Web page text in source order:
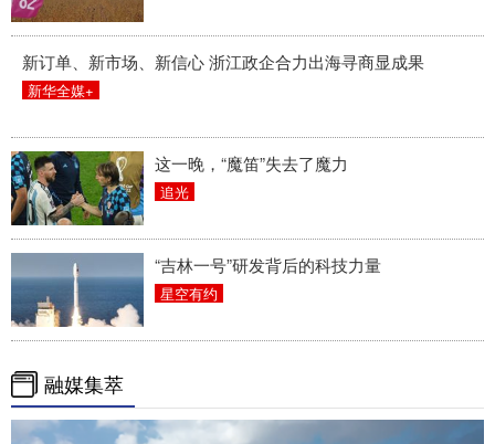
新订单、新市场、新信心 浙江政企合力出海寻商显成果
新华全媒+
这一晚，“魔笛”失去了魔力
追光
“吉林一号”研发背后的科技力量
星空有约
融媒集萃